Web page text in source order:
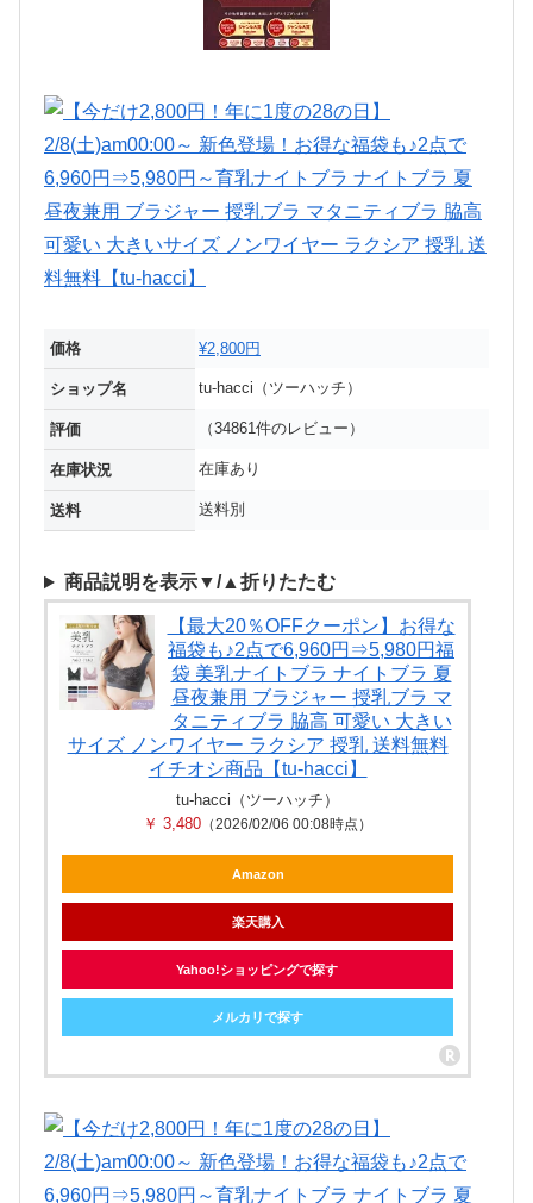
価格 ¥2,800円
ショップ名 tu-hacci（ツーハッチ）
評価 （34861件のレビュー）
在庫状況 在庫あり
送料 送料別
商品説明を表示▼/▲折りたたむ
【最大20％OFFクーポン】お得な
福袋も♪2点で6,960円⇒5,980円福
袋 美乳ナイトブラ ナイトブラ 夏
昼夜兼用 ブラジャー 授乳ブラ マ
タニティブラ 脇高 可愛い 大きい
サイズ ノンワイヤー ラクシア 授乳 送料無料
イチオシ商品【tu-hacci】
tu-hacci（ツーハッチ）
￥ 3,480 （2026/02/06 00:08時点）
Amazon
楽天購入
Yahoo!ショッピングで探す
メルカリで探す